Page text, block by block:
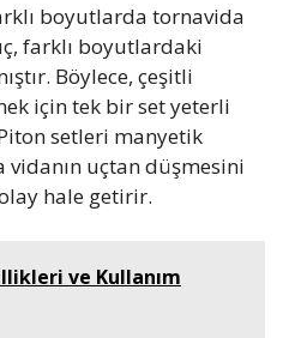
boyutlarda tornavida
farklı boyutlardaki
Böylece, çeşitli
için tek bir set yeterli
setleri manyetik
uçtan düşmesini
hale getirir.
ve Kullanım